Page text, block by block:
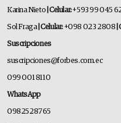
Karina Nieto | Celular:+593 99 045
Sol Fraga | Celular:+098 023 2808
Suscripciones
suscripciones@forbes.com.ec
099 001 8110
WhatsApp
0982528765